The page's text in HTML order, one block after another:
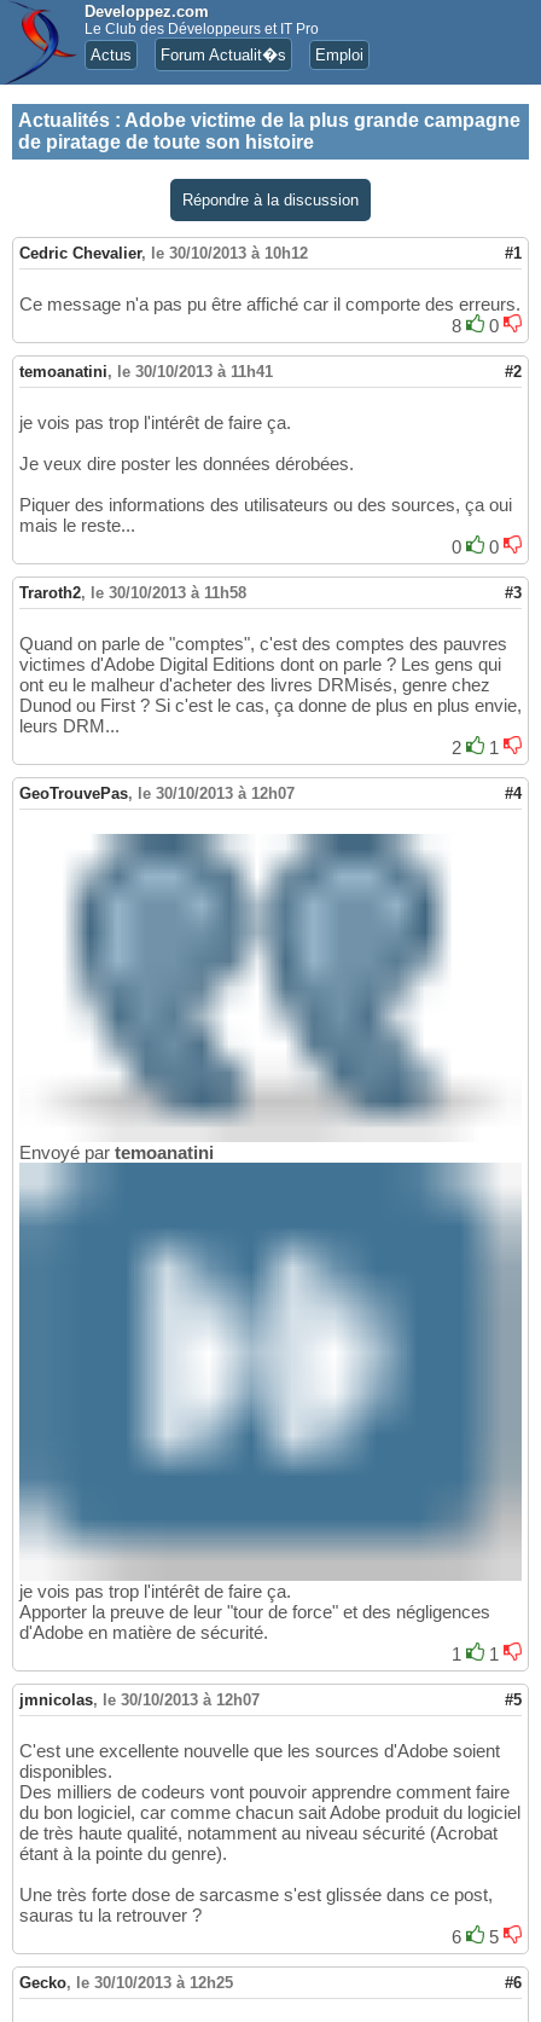
Developpez.com
Le Club des Développeurs et IT Pro
Actus Forum Actualit�s Emploi
Actualités : Adobe victime de la plus grande campagne
de piratage de toute son histoire
Répondre à la discussion
Cedric Chevalier, le 30/10/2013 à 10h12 #1
Ce message n'a pas pu être affiché car il comporte des erreurs.
8
0
temoanatini, le 30/10/2013 à 11h41 #2
je vois pas trop l'intérêt de faire ça.
Je veux dire poster les données dérobées.
Piquer des informations des utilisateurs ou des sources, ça oui
mais le reste...
0
0
Traroth2, le 30/10/2013 à 11h58 #3
Quand on parle de "comptes", c'est des comptes des pauvres
victimes d'Adobe Digital Editions dont on parle ? Les gens qui
ont eu le malheur d'acheter des livres DRMisés, genre chez
Dunod ou First ? Si c'est le cas, ça donne de plus en plus envie,
leurs DRM...
2
1
GeoTrouvePas, le 30/10/2013 à 12h07 #4
Envoyé par temoanatini
je vois pas trop l'intérêt de faire ça.
Apporter la preuve de leur "tour de force" et des négligences
d'Adobe en matière de sécurité.
1
1
jmnicolas, le 30/10/2013 à 12h07 #5
C'est une excellente nouvelle que les sources d'Adobe soient
disponibles.
Des milliers de codeurs vont pouvoir apprendre comment faire
du bon logiciel, car comme chacun sait Adobe produit du logiciel
de très haute qualité, notamment au niveau sécurité (Acrobat
étant à la pointe du genre).
Une très forte dose de sarcasme s'est glissée dans ce post,
sauras tu la retrouver ?
6
5
Gecko, le 30/10/2013 à 12h25 #6